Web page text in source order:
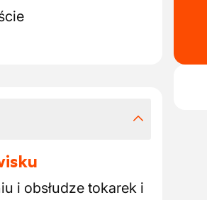
i obsłudze tokarek i